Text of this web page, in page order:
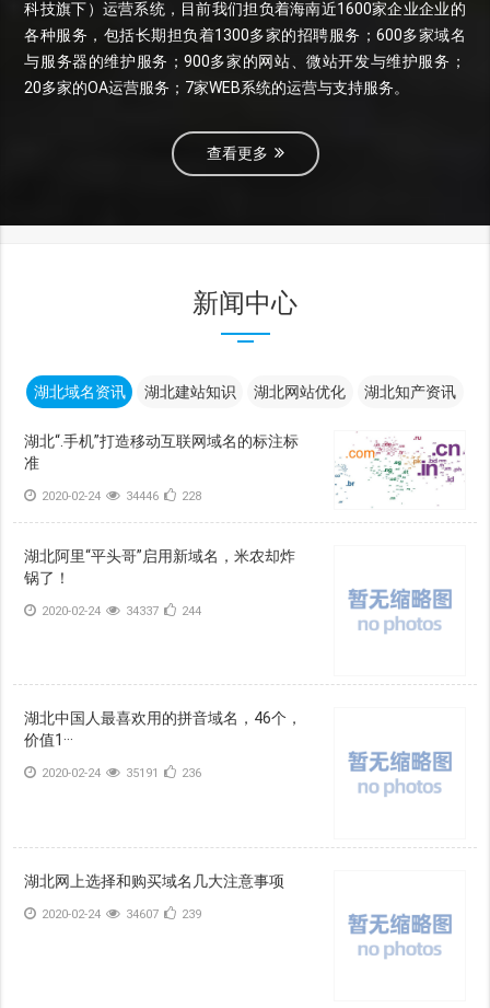
科技旗下）运营系统，目前我们担负着海南近1600家企业企业的
各种服务，包括长期担负着1300多家的招聘服务；600多家域名
与服务器的维护服务；900多家的网站、微站开发与维护服务；
20多家的OA运营服务；7家WEB系统的运营与支持服务。
查看更多
新闻中心
湖北域名资讯 湖北建站知识 湖北网站优化 湖北知产资讯
湖北“.手机”打造移动互联网域名的标注标
准
2020-02-24 34446 228
湖北阿里“平头哥”启用新域名，米农却炸
锅了！
2020-02-24 34337 244
湖北中国人最喜欢用的拼音域名，46个，
价值1···
2020-02-24 35191 236
湖北网上选择和购买域名几大注意事项
2020-02-24 34607 239